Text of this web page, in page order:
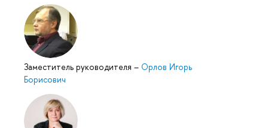
Заместитель руководителя – Орлов Игорь
Борисович